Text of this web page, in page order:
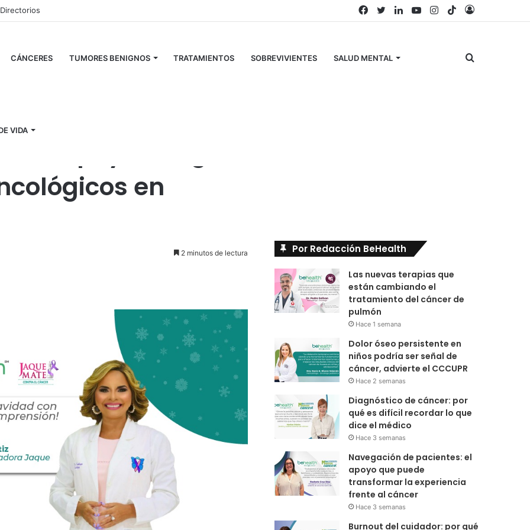
Directorios TikTok
Instagram
YouTube
LinkedIn
Twitter
Facebook
CÁNCERES TUMORES BENIGNOS TRATAMIENTOS SOBREVIVIENTES SALUD MENTAL
VIDA
Buscar
pacientes oncológicos en Navidad
en
2 minutos de lectura Por Redacción BeHealth
Las nuevas terapias que
están cambiando el
tratamiento del cáncer de
pulmón
Hace 1 semana
Dolor óseo persistente en
niños podría ser señal de
cáncer, advierte el CCCUPR
Hace 2 semanas
Diagnóstico de cáncer: por
qué es difícil recordar lo que
dice el médico
Hace 3 semanas
Navegación de pacientes: el
apoyo que puede
transformar la experiencia
frente al cáncer
Hace 3 semanas
Burnout del cuidador: por qué